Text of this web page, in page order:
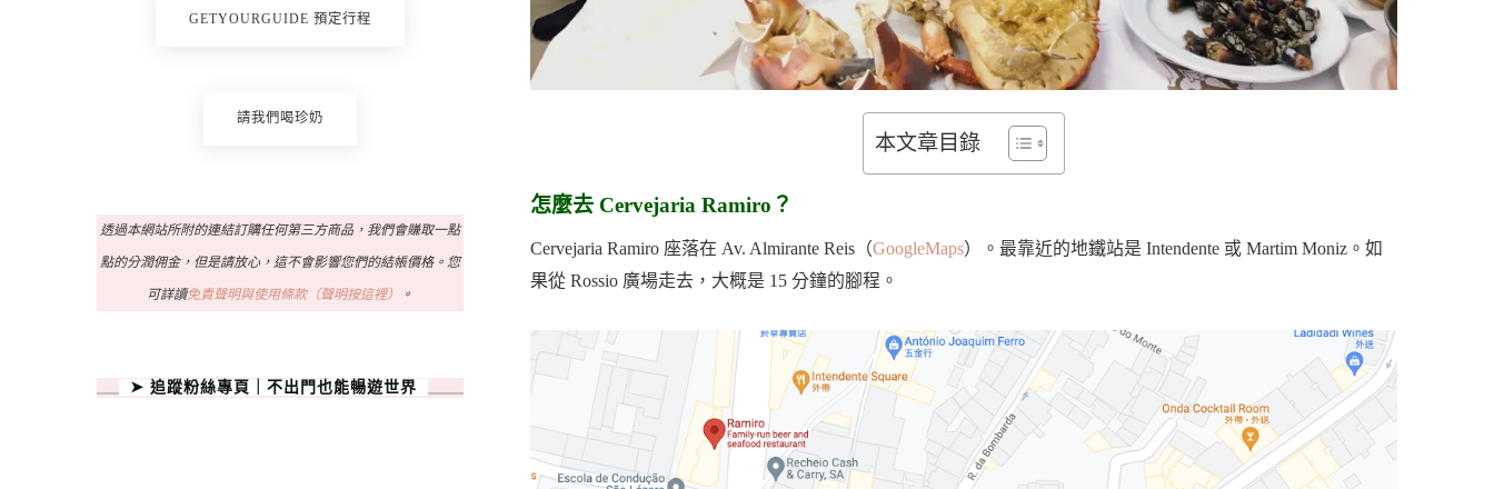
本文章目錄
怎麼去 Cervejaria Ramiro？
Cervejaria Ramiro 座落在 Av. Almirante Reis（GoogleMaps）。最靠近的地鐵站是 Intendente 或 Martim Moniz。如
果從 Rossio 廣場走去，大概是 15 分鐘的腳程。
GETYOURGUIDE 預定行程
請我們喝珍奶
透過本網站所附的連結訂購任何第三方商品，我們會賺取一點
點的分潤佣金，但是請放心，這不會影響您們的結帳價格。您
可詳讀免責聲明與使用條款（聲明按這裡） 。
➤ 追蹤粉絲專頁｜不出門也能暢遊世界